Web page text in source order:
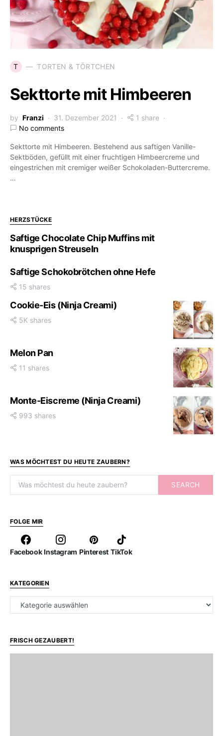
T TORTEN & TÖRTCHEN
Sekttorte mit Himbeeren
by Franzi 31. Dezember 2021
1 share
No comments
Sekttorte mit Himbeeren. Bestehend aus saftigen Vanille-
Sektböden, gefüllt mit einer fruchtigen Himbeercreme und
eingestrichen mit cremiger weißer Schokoladen-Buttercreme.
…
HERZSTÜCKE
Saftige Chocolate Chip Muffins mit
knusprigen Streuseln
Saftige Schokobrötchen ohne Hefe
15 shares
Cookie-Eis (Ninja Creami)
5K shares
Melon Pan
11 shares
Monte-Eiscreme (Ninja Creami)
993 shares
WAS MÖCHTEST DU HEUTE ZAUBERN?
SEARCH
FOLGE MIR
Facebook Instagram Pinterest TikTok
KATEGORIEN
Kategorien
FRISCH GEZAUBERT!